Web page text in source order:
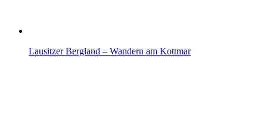
Lausitzer Bergland – Wandern am Kottmar